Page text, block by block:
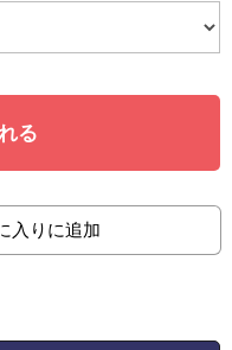
る
入りに追加